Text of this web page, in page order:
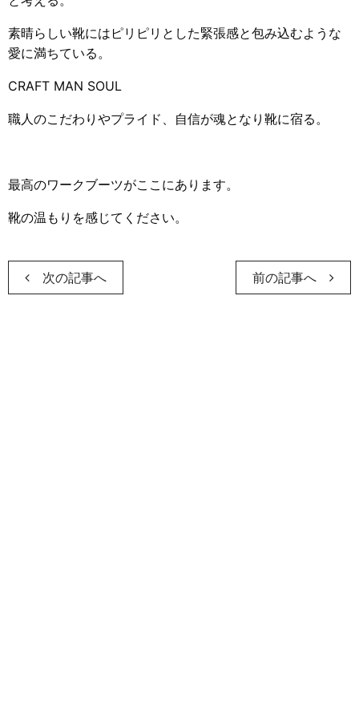
素晴らしい靴にはピリピリとした緊張感と包み込むような
愛に満ちている。
CRAFT MAN SOUL
職人のこだわりやプライド、自信が魂となり靴に宿る。
最高のワークブーツがここにあります。
靴の温もりを感じてください。
次の記事へ 前の記事へ